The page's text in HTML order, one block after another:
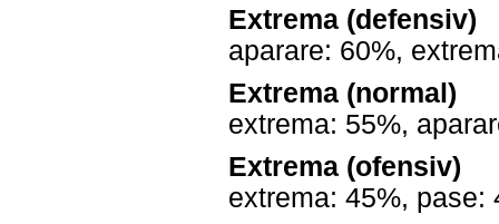
Extrema (defensiv)
aparare: 60%,
Extrema (normal)
extrema: 55%,
Extrema (ofensiv)
extrema: 45%, pase: